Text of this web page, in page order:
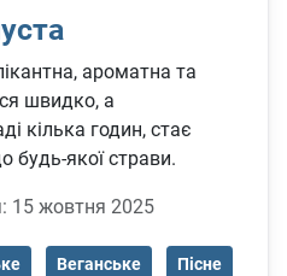
ароматна та
швидко, а
кілька годин, стає
будь-якої страви.
15 жовтня 2025
Веганське Пісне